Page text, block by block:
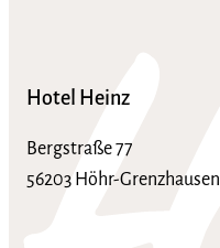
Hotel Heinz
Bergstraße 77
56203 Höhr-Grenzhausen